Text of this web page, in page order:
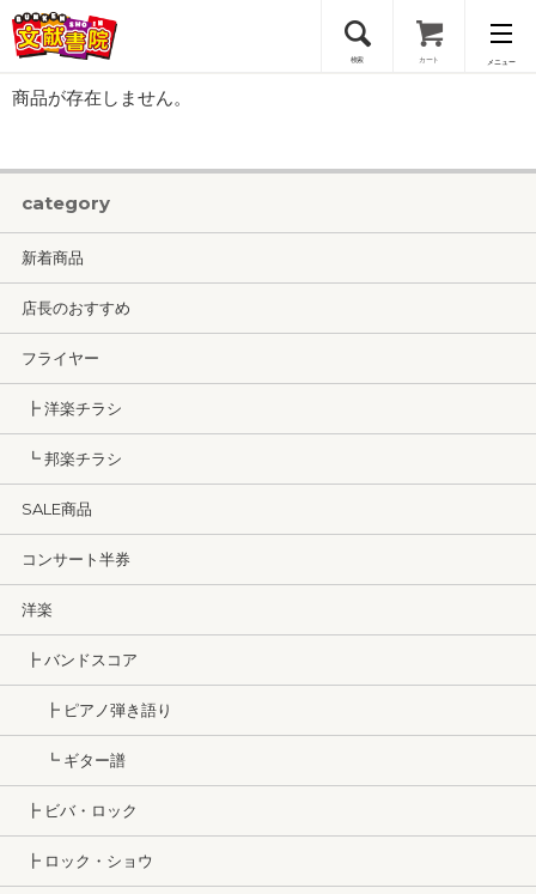
検索 カート メニュー
会員登録
ログイン
商品が存在しません。
category
新着商品
店長のおすすめ
フライヤー
┣ 洋楽チラシ
┗ 邦楽チラシ
SALE商品
コンサート半券
洋楽
┣ バンドスコア
┣ ピアノ弾き語り
┗ ギター譜
┣ ビバ・ロック
┣ ロック・ショウ